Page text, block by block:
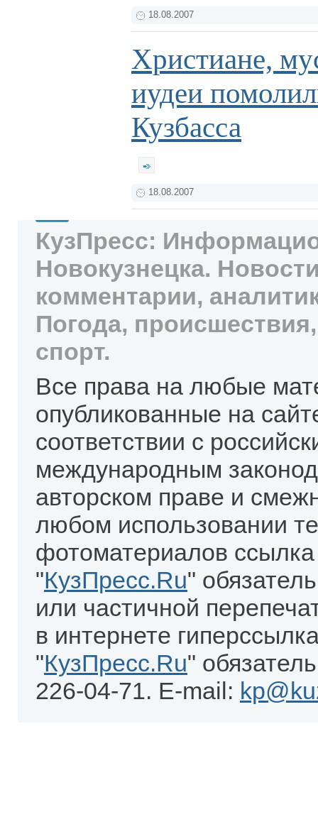
18.08.2007
Христиане,
иудеи
Кузбасса
18.08.2007
КузПресс:
Новокузнецка.
комментарии,
Погода,
спорт.
Все права на любые
опубликованные на
соответствии с
международным
авторском праве и
любом использовании
фотоматериалов
"КузПресс.Ru"
или частичной
в интернете
"КузПресс.Ru"
226-04-71. E-mail: